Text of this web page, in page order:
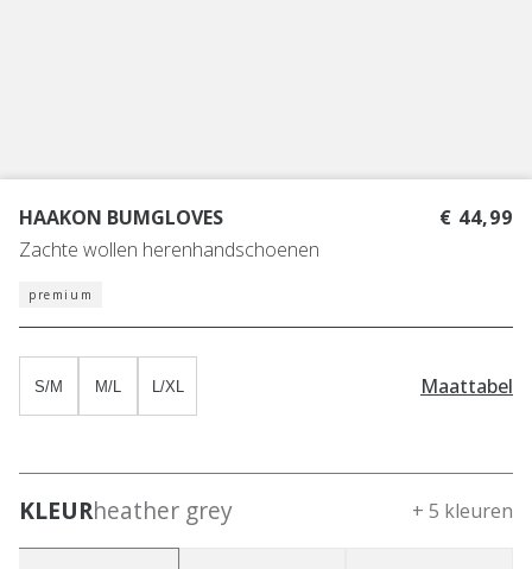
HAAKON BUMGLOVES
Zachte wollen herenhandschoenen
€ 44,99
premium
S/M M/L L/XL Maattabel
KLEURheather grey + 5 kleuren